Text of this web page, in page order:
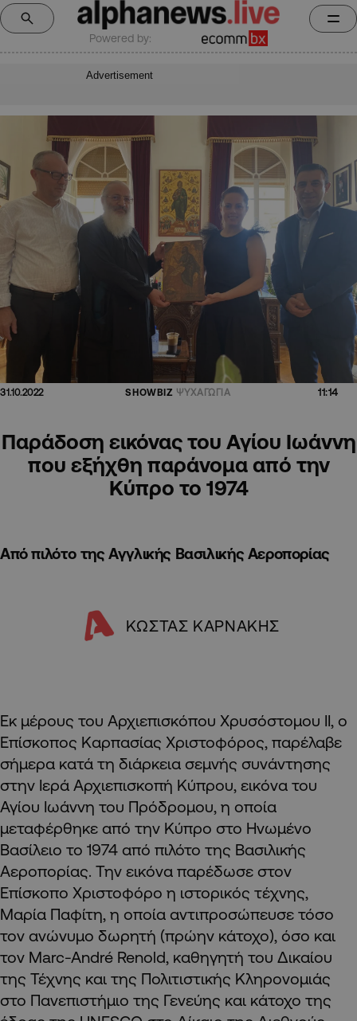
Powered by:
Advertisement
31.10.2022 SHOWBIZ ΨΥΧΑΓΩΓΙΑ 11:14
Παράδοση εικόνας του Αγίου Ιωάννη
που εξήχθη παράνομα από την
Κύπρο το 1974
Από πιλότο της Αγγλικής Βασιλικής Αεροπορίας
ΚΩΣΤΑΣ ΚΑΡΝΑΚΗΣ
Εκ μέρους του Αρχιεπισκόπου Χρυσόστομου ΙΙ, ο
Επίσκοπος Καρπασίας Χριστοφόρος, παρέλαβε
σήμερα κατά τη διάρκεια σεμνής συνάντησης
στην Ιερά Αρχιεπισκοπή Κύπρου, εικόνα του
Αγίου Ιωάννη του Πρόδρομου, η οποία
μεταφέρθηκε από την Κύπρο στο Ηνωμένο
Βασίλειο το 1974 από πιλότο της Βασιλικής
Αεροπορίας. Την εικόνα παρέδωσε στον
Επίσκοπο Χριστοφόρο η ιστορικός τέχνης,
Μαρία Παφίτη, η οποία αντιπροσώπευσε τόσο
τον ανώνυμο δωρητή (πρώην κάτοχο), όσο και
τον Marc-André Renold, καθηγητή του Δικαίου
της Τέχνης και της Πολιτιστικής Κληρονομιάς
στο Πανεπιστήμιο της Γενεύης και κάτοχο της